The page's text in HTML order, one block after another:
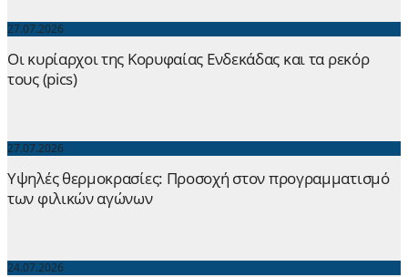
27.07.2026
Οι κυρίαρχοι της Κορυφαίας Ενδεκάδας και τα ρεκόρ
τους (pics)
27.07.2026
Yψηλές θερμοκρασίες: Προσοχή στον προγραμματισμό
των φιλικών αγώνων
24.07.2026